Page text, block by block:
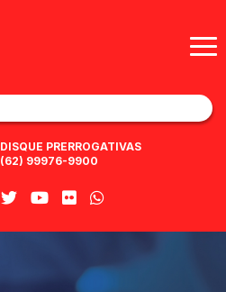
DISQUE PRERROGATIVAS
(62) 99976-9900